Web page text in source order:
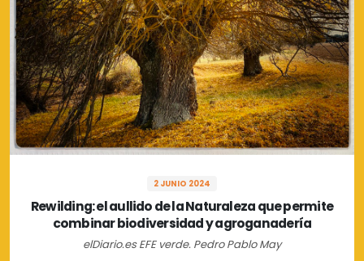
2 JUNIO 2024
Rewilding: el aullido de la Naturaleza que permite
combinar biodiversidad y agroganadería
elDiario.es EFE verde. Pedro Pablo May